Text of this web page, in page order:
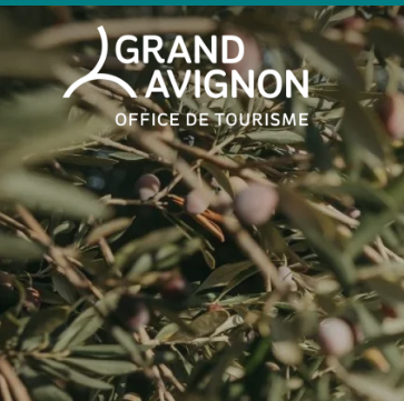
Grand Avignon Tourisme